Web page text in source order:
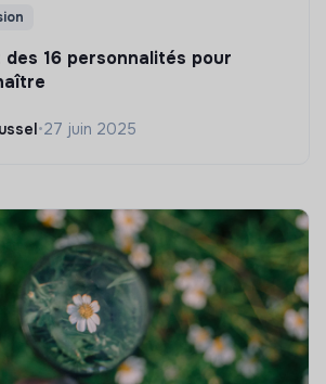
des 16 personnalités pour
•27 juin 2025